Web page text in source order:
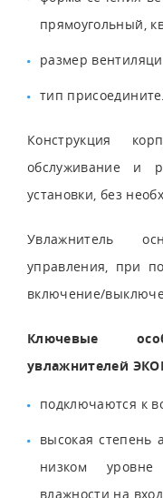
прямоугольный,
размер
тип
Конструкция
обслуживание и
установки, без
Увлажнитель
управления, при
включение/
Ключевые
увлажнителей
подключаются к
высокая степень
низком
влажности на